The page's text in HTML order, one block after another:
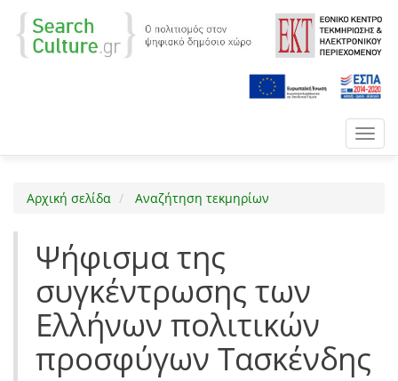
Αρχική σελίδα Αναζήτηση τεκμηρίων
Ψήφισμα της
συγκέντρωσης των
Ελλήνων πολιτικών
προσφύγων Τασκένδης